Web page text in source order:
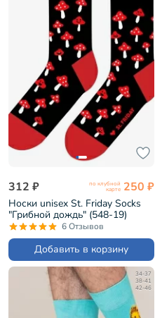
312 ₽ по клубной
карте 250 ₽
Носки unisex St. Friday Socks
"Грибной дождь" (548-19)
6 Отзывов
Добавить в корзину
34-37
38-41
42-46